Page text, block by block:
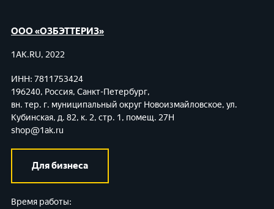
ООО «ОЗБЭТТЕРИЗ»
1AK.RU, 2022
ИНН: 7811753424
196240, Россия, Санкт-Петербург,
вн. тер. г. муниципальный округ Новоизмайловское, ул.
Кубинская, д. 82, к. 2, стр. 1, помещ. 27Н
shop@1ak.ru
Для бизнеса
Время работы: